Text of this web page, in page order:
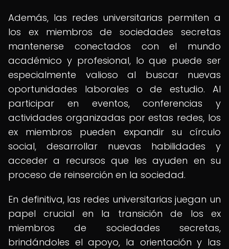
Además, las redes universitarias permiten a
los ex miembros de sociedades secretas
mantenerse conectados con el mundo
académico y profesional, lo que puede ser
especialmente valioso al buscar nuevas
oportunidades laborales o de estudio. Al
participar en eventos, conferencias y
actividades organizadas por estas redes, los
ex miembros pueden expandir su círculo
social, desarrollar nuevas habilidades y
acceder a recursos que les ayuden en su
proceso de reinserción en la sociedad.
En definitiva, las redes universitarias juegan un
papel crucial en la transición de los ex
miembros de sociedades secretas,
brindándoles el apoyo, la orientación y las